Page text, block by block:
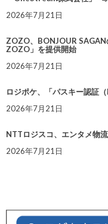
2026年7月21日
ZOZO、BONJOUR
ZOZO」を提供開始
2026年7月21日
ロジポケ、「パスキー認証
2026年7月21日
NTTロジスコ、エンタメ物
2026年7月21日